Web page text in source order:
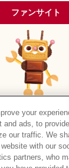
ファンサイト
your
and ads, to
our traffic. We
with our
partners, who